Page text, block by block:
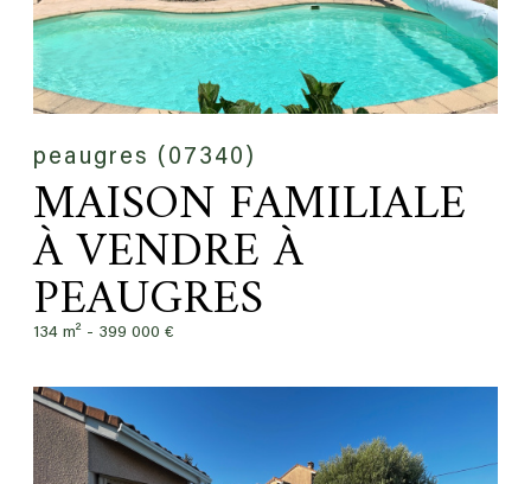
peaugres (07340)
MAISON FAMILIALE
À VENDRE À
PEAUGRES
134 m² - 399 000 €